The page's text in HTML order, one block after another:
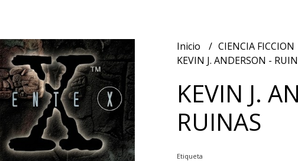
Inicio
CIENCIA FICCION
KEVIN J. ANDERSON -
KEVIN J.
RUINAS
Etiqueta